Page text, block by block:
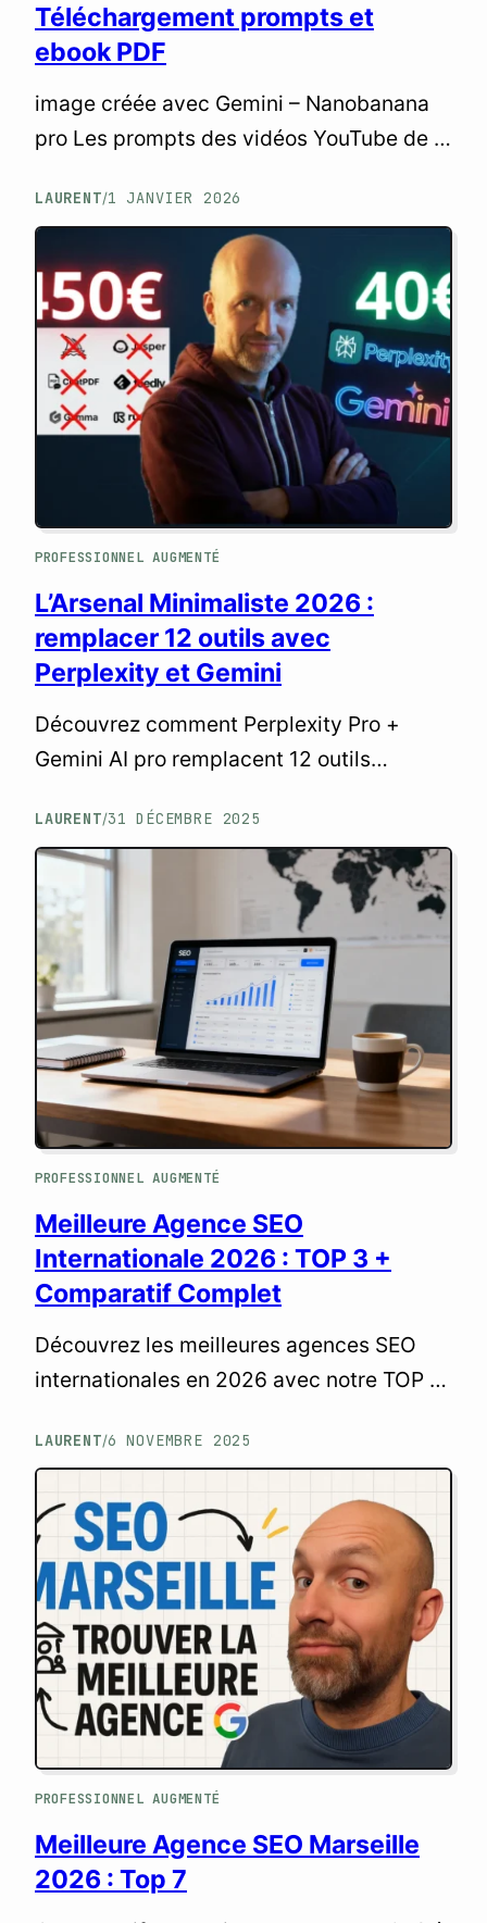
Téléchargement prompts et
ebook PDF
image créée avec Gemini – Nanobanana
pro Les prompts des vidéos YouTube de la
LAURENT/1 JANVIER 2026
PROFESSIONNEL AUGMENTÉ
L’Arsenal Minimaliste 2026 :
remplacer 12 outils avec
Perplexity et Gemini
Découvrez comment Perplexity Pro +
Gemini AI pro remplacent 12 outils
Runway) et réduisent vos coûts de 450€ à
40€/mois sans perdre en productivité.
LAURENT/31 DÉCEMBRE 2025
PROFESSIONNEL AUGMENTÉ
Meilleure Agence SEO
Internationale 2026 : TOP 3 +
Comparatif Complet
Découvrez les meilleures agences SEO
internationales en 2026 avec notre TOP 3
Critères d’évaluation et comparatif
LAURENT/6 NOVEMBRE 2025
PROFESSIONNEL AUGMENTÉ
Meilleure Agence SEO Marseille
2026 : Top 7